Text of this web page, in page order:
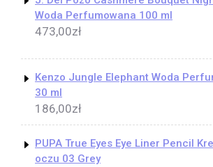
Woda Perfumowana 100 ml
473,00zł
Kenzo Jungle Elephant Woda
30 ml
186,00zł
PUPA True Eyes Eye Liner Pencil
oczu 03 Grey